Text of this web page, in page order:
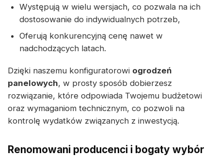
Występują w wielu wersjach, co pozwala na ich
dostosowanie do indywidualnych potrzeb,
Oferują konkurencyjną cenę nawet w
nadchodzących latach.
Dzięki naszemu konfiguratorowi ogrodzeń
panelowych, w prosty sposób dobierzesz
rozwiązanie, które odpowiada Twojemu budżetowi
oraz wymaganiom technicznym, co pozwoli na
kontrolę wydatków związanych z inwestycją.
Renomowani producenci i bogaty wybór